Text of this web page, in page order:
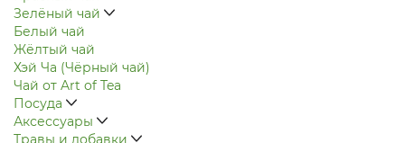
Зелёный чай
Белый чай
Жёлтый чай
Хэй Ча (Чёрный чай)
Чай от Art of Tea
Посуда
Аксессуары
Травы и добавки